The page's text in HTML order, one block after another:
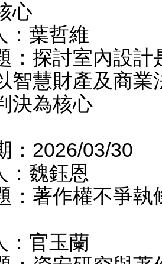
心
：葉哲維
：探討室內設
慧財產及商業
決為核心
：2026/03/30
：魏鈺恩
：著作權不爭
：官玉蘭